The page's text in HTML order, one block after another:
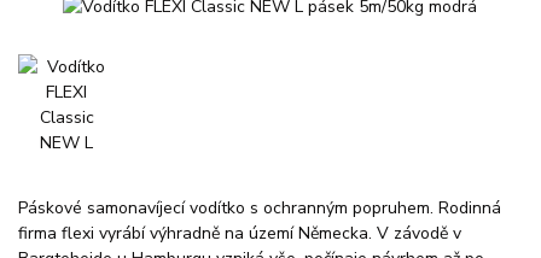
Páskové samonavíjecí vodítko s ochranným popruhem. Rodinná
firma flexi vyrábí výhradně na území Německa. V závodě v